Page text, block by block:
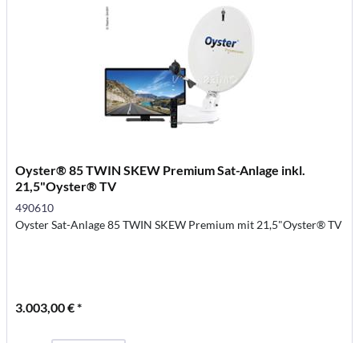
Oyster® 85 TWIN SKEW Premium Sat-Anlage inkl.
21,5"Oyster® TV
490610
Oyster Sat-Anlage 85 TWIN SKEW Premium mit 21,5"Oyster® TV
3.003,00 € *